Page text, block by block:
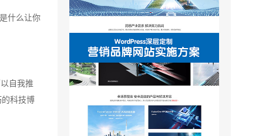
什么让你
自我推
科技博